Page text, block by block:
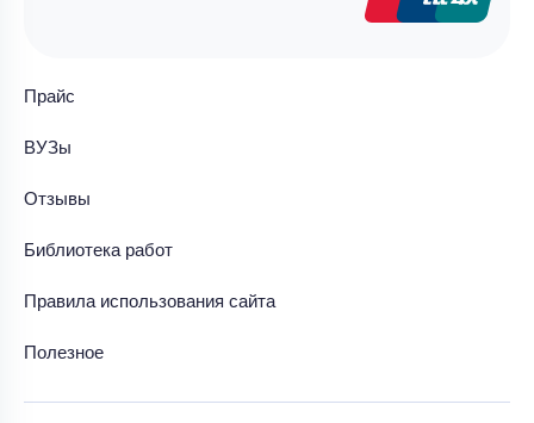
Прайс
ВУЗы
Отзывы
Библиотека работ
Правила использования сайта
Полезное